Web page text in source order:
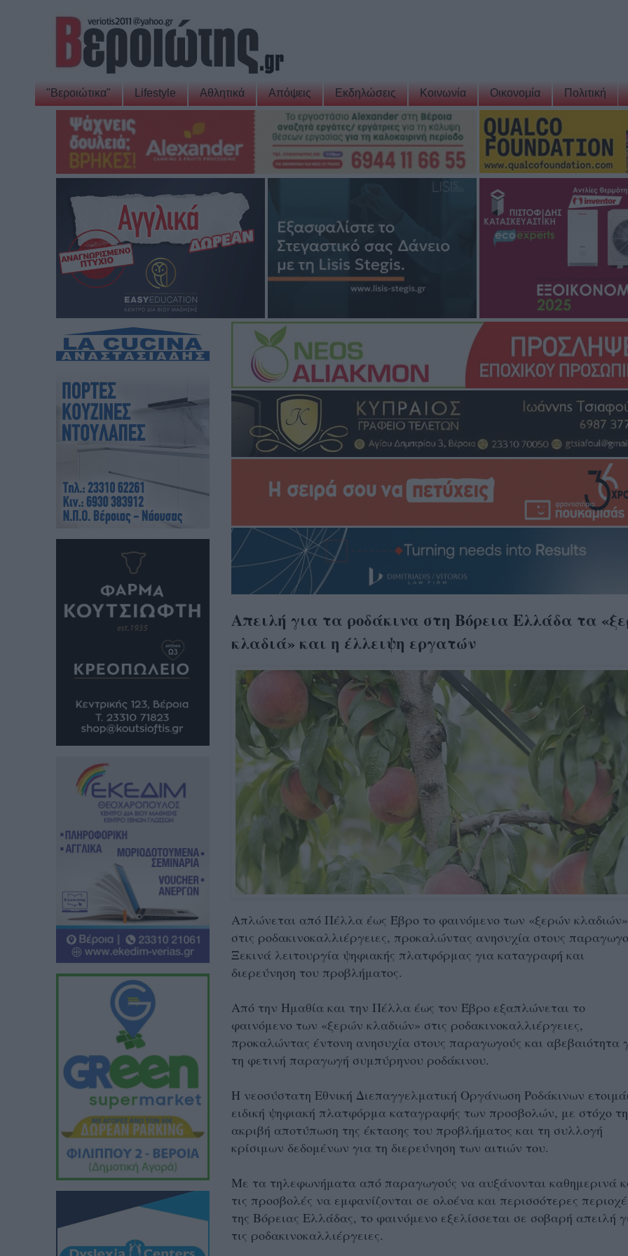
"Βεροιώτικα" Lifestyle Αθλητικά Απόψεις Εκδηλώσεις Κοινωνία Οικονομία Πολιτική
Απειλή για τα ροδάκινα στη Βόρεια Ελλάδα τα
κλαδιά» και η έλλειψη εργατών
Απλώνεται από Πέλλα έως Έβρο το φαινόμενο των «ξερών κλαδιών»
στις ροδακινοκαλλιέργειες, προκαλώντας ανησυχία στους
Ξεκινά λειτουργία ψηφιακής πλατφόρμας για καταγραφή και
διερεύνηση του προβλήματος.
Από την Ημαθία και την Πέλλα έως τον Έβρο εξαπλώνεται το
φαινόμενο των «ξερών κλαδιών» στις ροδακινοκαλλιέργειες,
προκαλώντας έντονη ανησυχία στους παραγωγούς και αβεβαιότητα
τη φετινή παραγωγή συμπύρηνου ροδάκινου.
Η νεοσύστατη Εθνική Διεπαγγελματική Οργάνωση Ροδάκινων
ειδική ψηφιακή πλατφόρμα καταγραφής των προσβολών, με στόχο
ακριβή αποτύπωση της έκτασης του προβλήματος και τη συλλογή
κρίσιμων δεδομένων για τη διερεύνηση των αιτιών του.
Με τα τηλεφωνήματα από παραγωγούς να αυξάνονται καθημερινά
τις προσβολές να εμφανίζονται σε ολοένα και περισσότερες
της Βόρειας Ελλάδας, το φαινόμενο εξελίσσεται σε σοβαρή απειλή
τις ροδακινοκαλλιέργειες.